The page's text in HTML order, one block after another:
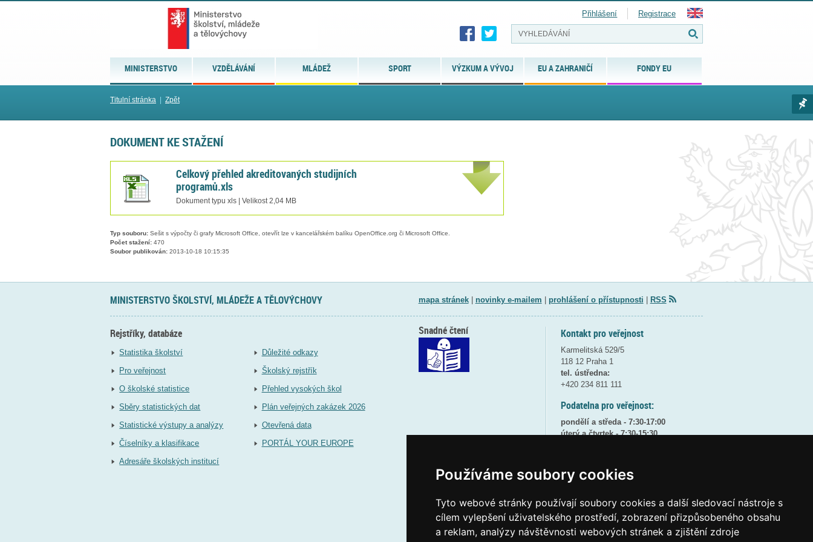
Používáme soubory cookies
Tyto webové stránky používají soubory cookies a další sledovací nástroje s
cílem vylepšení uživatelského prostředí, zobrazení přizpůsobeného obsahu
a reklam, analýzy návštěvnosti webových stránek a zjištění zdroje
MINISTERSTVO VZDĚLÁVÁNÍ MLÁDEŽ SPORT VÝZKUM A VÝVOJ EU A ZAHRANIČÍ FONDY EU
Přihlášení Registrace
Titulní stránka Zpět
DOKUMENT KE STAŽENÍ
Celkový přehled akreditovaných studijních
programů.xls
Dokument typu xls | Velikost 2,04 MB
Typ souboru: Sešit s výpočty či grafy Microsoft Office, otevřít lze v kancelářském balíku OpenOffice.org či Microsoft Office.
Počet stažení: 470
Soubor publikován: 2013-10-18 10:15:35
MINISTERSTVO ŠKOLSTVÍ, MLÁDEŽE A TĚLOVÝCHOVY mapa stránek| novinky e-mailem prohlášení o přístupnosti RSS
Rejstříky, databáze
Statistika školství
Pro veřejnost
O školské statistice
Sběry statistických dat
Statistické výstupy a analýzy
Číselníky a klasifikace
Adresáře školských institucí
Důležité odkazy
Školský rejstřík
Přehled vysokých škol
Plán veřejných zakázek 2026
Otevřená data
PORTÁL YOUR EUROPE
Kontakt pro veřejnost
Karmelitská 529/5
118 12 Praha 1
tel. ústředna:
+420 234 811 111
Podatelna pro veřejnost:
pondělí a středa - 7:30-17:00
úterý a čtvrtek - 7:30-15:30
8:30 - 9:30 - bezpečnostní přestávka
(více informacíZDE)
Elektronická podatelna:
posta@msmtgov cz
ID datové schránky:vidaawt
Snadné čtení